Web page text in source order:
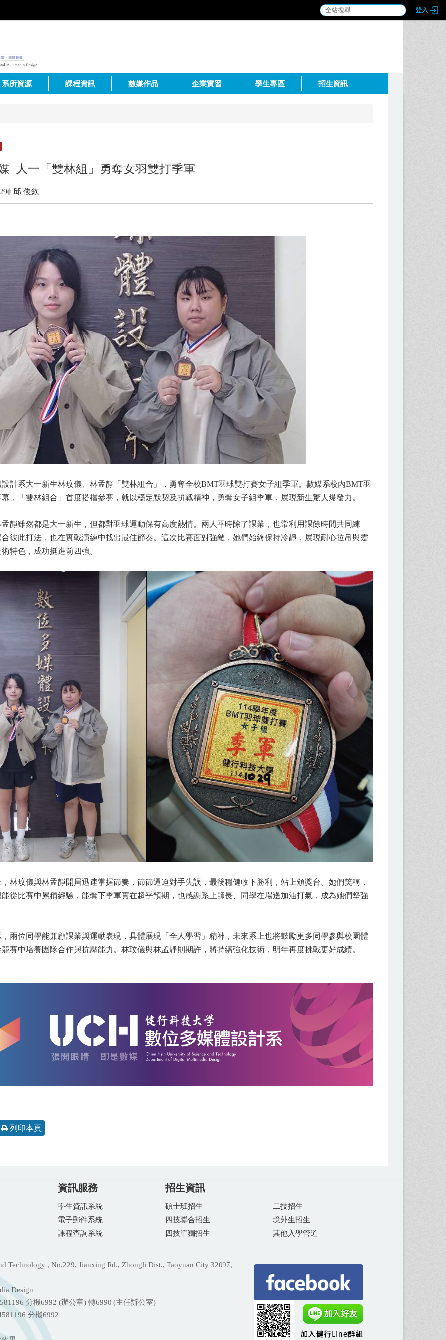
登入
系所資源 課程資訊 數媒作品 企業實習 學生專區 招生資訊
大一「雙林組」勇奪女羽雙打季軍
邱 俊欽
計系大一新生林玟儀、林孟靜「雙林組合」，勇奪全校BMT羽球雙打賽女子組季軍。數媒系校內BMT羽
，「雙林組合」首度搭檔參賽，就以穩定默契及拚戰精神，勇奪女子組季軍，展現新生驚人爆發力。
靜雖然都是大一新生，但都對羽球運動保有高度熱情。兩人平時除了課業，也常利用課餘時間共同練
彼此打法，也在實戰演練中找出最佳節奏。這次比賽面對強敵，她們始終保持冷靜，展現耐心拉吊與靈
特色，成功挺進前四強。
林玟儀與林孟靜開局迅速掌握節奏，節節逼迫對手失誤，最後穩健收下勝利，站上頒獎台。她們笑稱，
從比賽中累積經驗，能奪下季軍實在超乎預期，也感謝系上師長、同學在場邊加油打氣，成為她們堅強
兩位同學能兼顧課業與運動表現，具體展現「全人學習」精神，未來系上也將鼓勵更多同學參與校園體
賽中培養團隊合作與抗壓能力。林玟儀與林孟靜則期許，將持續強化技術，明年再度挑戰更好成績。
列印本頁
資訊服務
學生資訊系統
電子郵件系統
課程查詢系統
招生資訊
碩士班招生
四技聯合招生
四技單獨招生
二技招生
境外生招生
其他入學管道
Technology , No.229, Jianxing Rd., Zhongli Dist., Taoyuan City 32097,
Design
分機6992 (辦公室) 轉6990 (主任辦公室)
分機6992